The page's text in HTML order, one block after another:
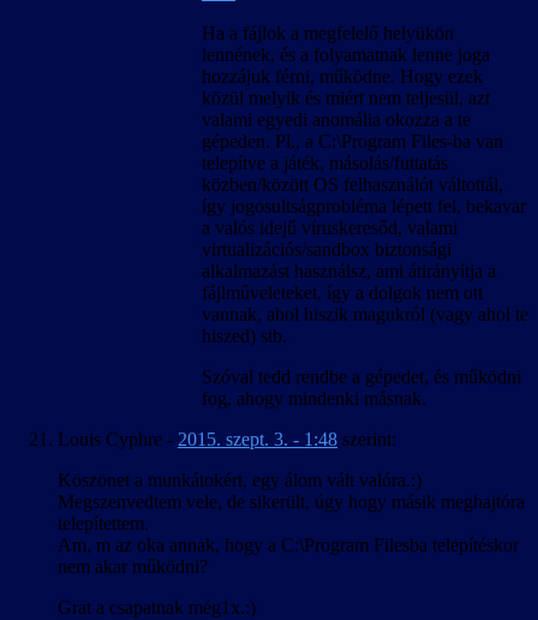
Ha a fájlok a megfelelő helyükön
lennének, és a folyamatnak lenne joga
hozzájuk férni, működne. Hogy ezek
közül melyik és miért nem teljesül, azt
valami egyedi anomália okozza a te
gépeden. Pl., a C:\Program Files-ba van
telepítve a játék, másolás/futtatás
közben/között OS felhasználót váltottál,
így jogosultságprobléma lépett fel, bekavar
a valós idejű víruskeresőd, valami
virtualizációs/sandbox biztonsági
alkalmazást használsz, ami átirányítja a
fájlműveleteket, így a dolgok nem ott
vannak, ahol hiszik magukról (vagy ahol te
hiszed) stb.
Szóval tedd rendbe a gépedet, és működni
fog, ahogy mindenki másnak.
Louis Cyphre - 2015. szept. 3. - 1:48 szerint:
Köszönet a munkátokért, egy álom vált valóra.:)
Megszenvedtem vele, de sikerült, úgy hogy másik meghajtóra
telepítettem.
Am, m az oka annak, hogy a C:\Program Filesba telepítéskor
nem akar működni?
Grat a csapatnak még1x.:)